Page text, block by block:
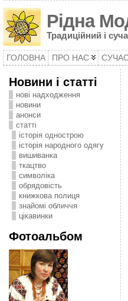
Рідна
Традиційний і
ГОЛОВНА ПРО НАС
Новини і статті
нові надходження
новини
анонси
статті
історія однострою
історія народного одягу
вишиванка
ткацтво
символіка
oбрядовість
книжкова полиця
знайомі обличчя
цікавинки
Фотоальбом